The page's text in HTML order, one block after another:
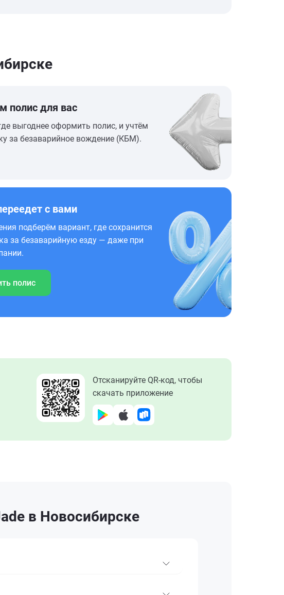
полис для вас
выгоднее оформить полис, и учтём
за безаварийное вождение (КБМ).
с вами
подберём вариант, где сохранится
за безаварийную езду — даже при
полис
Отсканируйте QR-код, чтобы
скачать приложение
в Новосибирске